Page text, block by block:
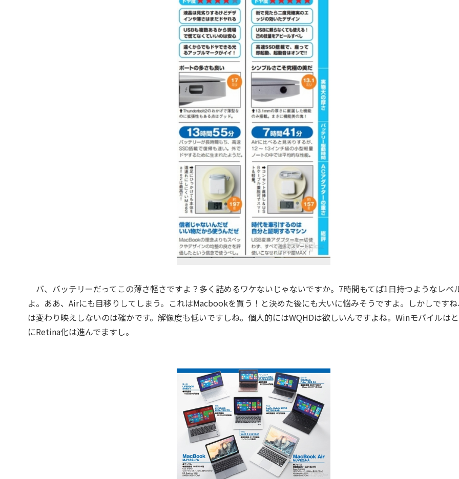
バ、バッテリーだってこの薄さ軽さですよ？多く詰めるワケないじゃないですか。7時間もてば1日持つようなレベ
よ。ああ、Airにも目移りしてしまう。これはMacbookを買う！と決めた後にも大いに悩みそうですよ。しかしです
は変わり映えしないのは確かです。解像度も低いですしね。個人的にはWQHDは欲しいんですよね。Winモバイルは
にRetina化は進んでますし。